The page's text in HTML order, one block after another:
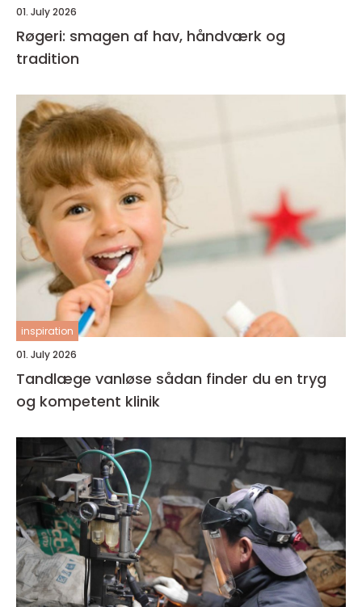
01. July 2026
Røgeri: smagen af hav, håndværk og
tradition
inspiration
01. July 2026
Tandlæge vanløse sådan finder du en tryg
og kompetent klinik